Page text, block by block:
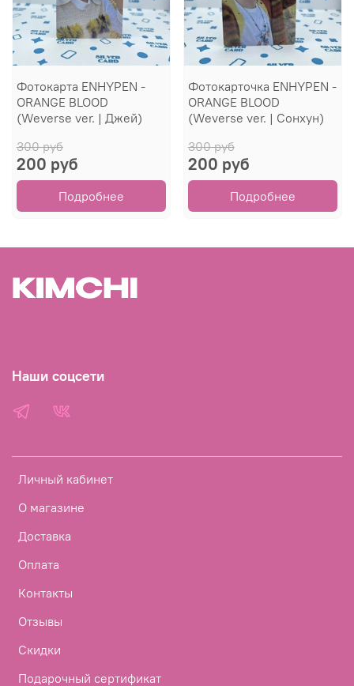
Фотокарта ENHYPEN -
ORANGE BLOOD
(Weverse ver. | Джей)
300 руб
200 руб
Подробнее
Фотокарточка ENHYPEN -
ORANGE BLOOD
(Weverse ver. | Сонхун)
300 руб
200 руб
Подробнее
Личный кабинет
О магазине
Доставка
Оплата
Контакты
Отзывы
Скидки
Подарочный сертификат
Наши соцсети